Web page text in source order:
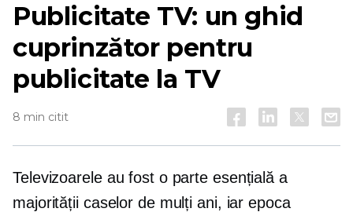
Publicitate TV: un ghid
cuprinzător pentru
publicitate la TV
8 min citit
Televizoarele au fost o parte esențială a
majorității caselor de mulți ani, iar epoca